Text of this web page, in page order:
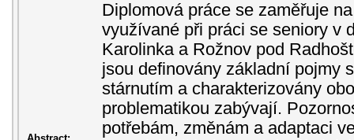
Diplomová práce se zaměřuje
využívané při práci se seniory v
Karolinka a Rožnov pod
jsou definovány základní pojmy
stárnutím a charakterizovány
problematikou zabývají.
potřebám, změnám a adaptaci